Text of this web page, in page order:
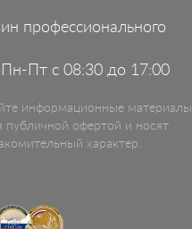
профессионального
Пт с 08:30 до 17:00
информационные материалы
публичной офертой и носят
характер.